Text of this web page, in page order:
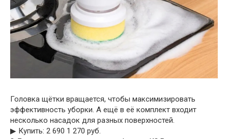
Головка щётки вращается, чтобы максимизировать
эффективность уборки. А ещё в её комплект входит
несколько насадок для разных поверхностей.
▶︎ Купить: 2 690 1 270 руб.